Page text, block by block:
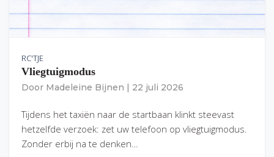
RC'TJE
Vliegtuigmodus
Door Madeleine Bijnen 22 juli 2026
Tijdens het taxiën naar de startbaan klinkt steevast
hetzelfde verzoek: zet uw telefoon op vliegtuigmodus.
Zonder erbij na te denken…